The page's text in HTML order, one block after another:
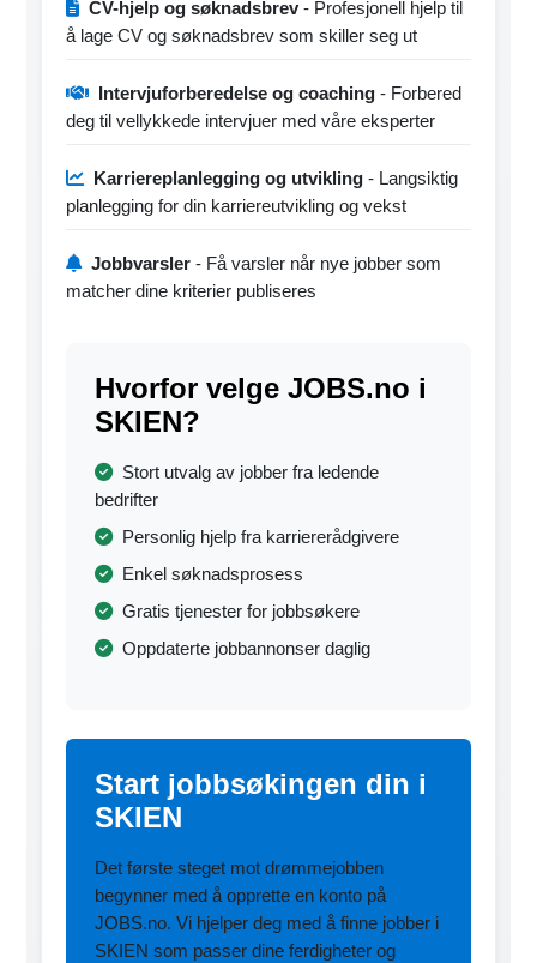
CV-hjelp og søknadsbrev- Profesjonell hjelp til
å lage CV og søknadsbrev som skiller seg ut
Intervjuforberedelse og coaching - Forbered
deg til vellykkede intervjuer med våre eksperter
Karriereplanlegging og utvikling - Langsiktig
planlegging for din karriereutvikling og vekst
Jobbvarsler - Få varsler når nye jobber som
matcher dine kriterier publiseres
Hvorfor velge JOBS.no i
SKIEN?
Stort utvalg av jobber fra ledende
bedrifter
Personlig hjelp fra karriererådgivere
Enkel søknadsprosess
Gratis tjenester for jobbsøkere
Oppdaterte jobbannonser daglig
Start jobbsøkingen din i
SKIEN
Det første steget mot drømmejobben
begynner med å opprette en konto på
JOBS.no. Vi hjelper deg med å finne jobber i
SKIEN som passer dine ferdigheter og